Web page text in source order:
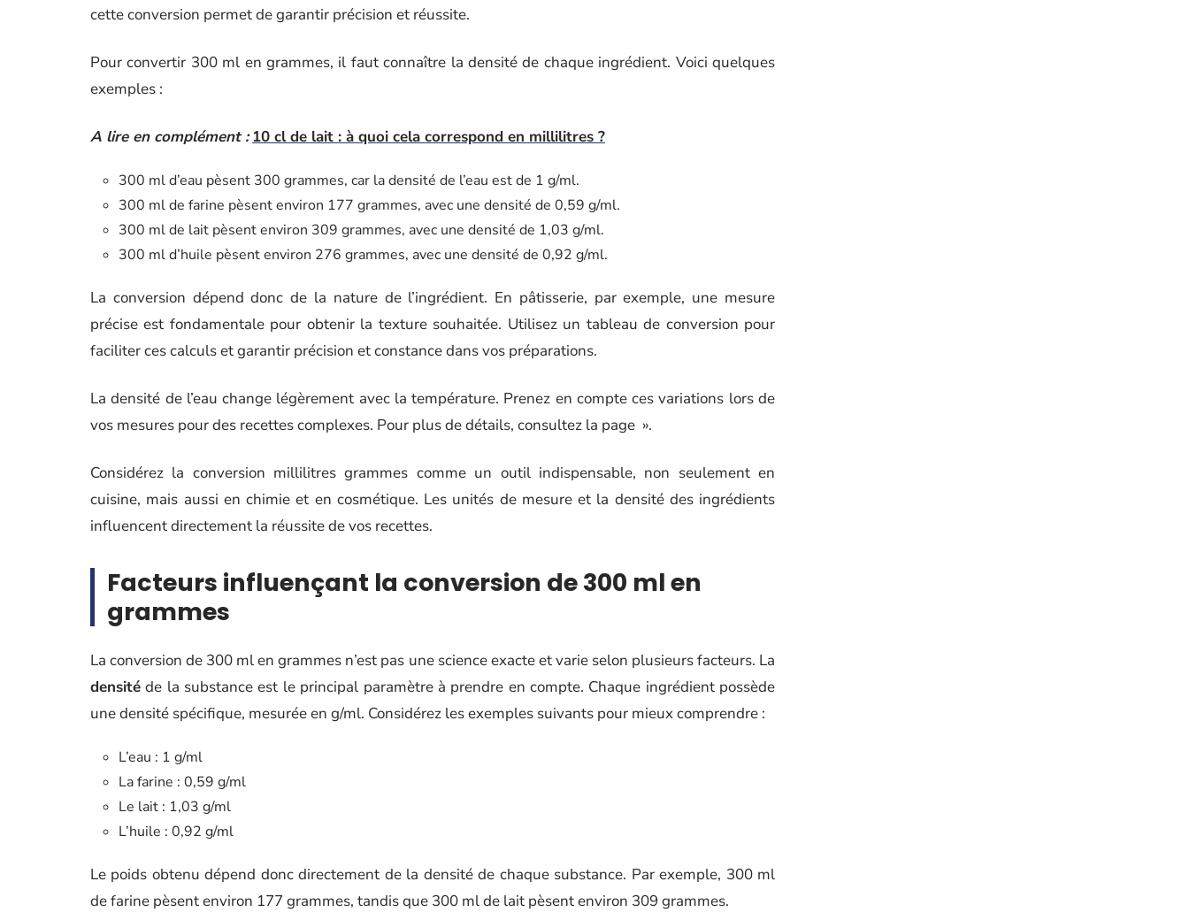
cette conversion permet de garantir précision et réussite.
Pour convertir 300 ml en grammes, il faut connaître la densité de chaque ingrédient. Voici quelques
exemples :
A lire en complément : 10 cl de lait : à quoi cela correspond en millilitres ?
300 ml d’eau pèsent 300 grammes, car la densité de l’eau est de 1 g/ml.
300 ml de farine pèsent environ 177 grammes, avec une densité de 0,59 g/ml.
300 ml de lait pèsent environ 309 grammes, avec une densité de 1,03 g/ml.
300 ml d’huile pèsent environ 276 grammes, avec une densité de 0,92 g/ml.
La conversion dépend donc de la nature de l’ingrédient. En pâtisserie, par exemple, une mesure
précise est fondamentale pour obtenir la texture souhaitée. Utilisez un tableau de conversion pour
faciliter ces calculs et garantir précision et constance dans vos préparations.
La densité de l’eau change légèrement avec la température. Prenez en compte ces variations lors de
vos mesures pour des recettes complexes. Pour plus de détails, consultez la page ».
Considérez la conversion millilitres grammes comme un outil indispensable, non seulement en
cuisine, mais aussi en chimie et en cosmétique. Les unités de mesure et la densité des ingrédients
influencent directement la réussite de vos recettes.
Facteurs influençant la conversion de 300 ml en
grammes
La conversion de 300 ml en grammes n’est pas une science exacte et varie selon plusieurs facteurs. La
densité de la substance est le principal paramètre à prendre en compte. Chaque ingrédient possède
une densité spécifique, mesurée en g/ml. Considérez les exemples suivants pour mieux comprendre :
L’eau : 1 g/ml
La farine : 0,59 g/ml
Le lait : 1,03 g/ml
L’huile : 0,92 g/ml
Le poids obtenu dépend donc directement de la densité de chaque substance. Par exemple, 300 ml
de farine pèsent environ 177 grammes, tandis que 300 ml de lait pèsent environ 309 grammes.